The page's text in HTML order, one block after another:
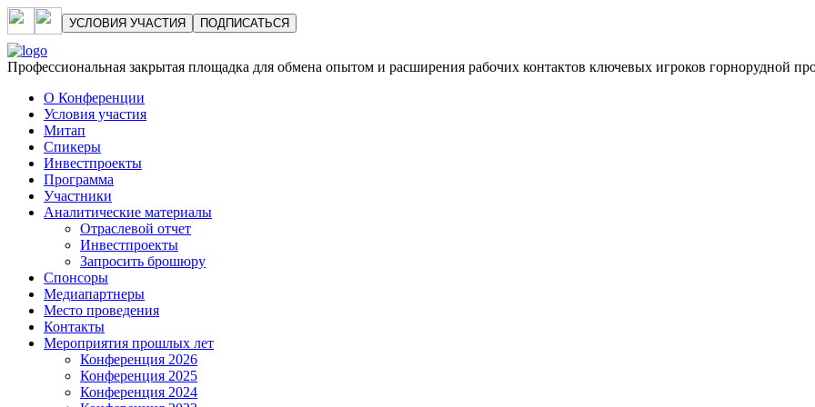
УСЛОВИЯ УЧАСТИЯ ПОДПИСАТЬСЯ
Профессиональная закрытая площадка для обмена опытом и расширения рабочих контактов ключевых игроков горнорудной
О Конференции
Условия участия
Митап
Спикеры
Инвестпроекты
Программа
Участники
Аналитические материалы
Отраслевой отчет
Инвестпроекты
Запросить брошюру
Спонсоры
Медиапартнеры
Место проведения
Контакты
Мероприятия прошлых лет
Конференция 2026
Конференция 2025
Конференция 2024